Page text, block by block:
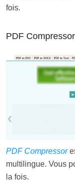
fois.
PDF Compressor
PDF Compressor
multilingue. Vous
la fois.